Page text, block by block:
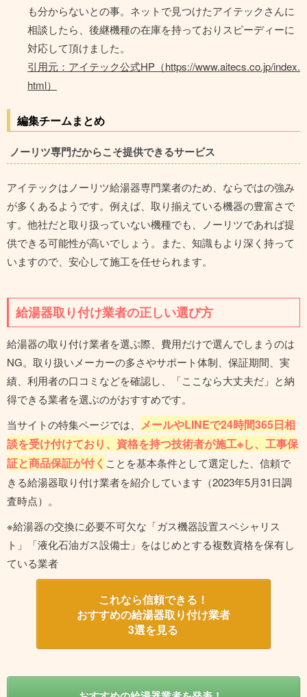
も分からないとの事。ネットで見つけたアイテックさんに
相談したら、後継機種の在庫を持っておりスピーディーに
対応して頂けました。
引用元：アイテック公式HP（https://www.aitecs.co.jp/index.
html）
編集チームまとめ
ノーリツ専門だからこそ提供できるサービス
アイテックはノーリツ給湯器専門業者のため、ならではの強み
が多くあるようです。例えば、取り揃えている機器の豊富さで
す。他社だと取り扱っていない機種でも、ノーリツであれば提
供できる可能性が高いでしょう。また、知識もより深く持って
いますので、安心して施工を任せられます。
給湯器取り付け業者の正しい選び方
給湯器の取り付け業者を選ぶ際、費用だけで選んでしまうのは
NG。取り扱いメーカーの多さやサポート体制、保証期間、実
績、利用者の口コミなどを確認し、「ここなら大丈夫だ」と納
得できる業者を選ぶのがおすすめです。
当サイトの特集ページでは、 メールやLINEで24時間365日相
談を受け付けており、資格を持つ技術者が施工※し、工事保
証と商品保証が付く ことを基本条件として選定した、信頼で
きる給湯器取り付け業者を紹介しています（2023年5月31日調
査時点）。
※給湯器の交換に必要不可欠な「ガス機器設置スペシャリス
ト」「液化石油ガス設備士」をはじめとする複数資格を保有し
ている業者
これなら信頼できる！
おすすめの給湯器取り付け業者
3選を見る